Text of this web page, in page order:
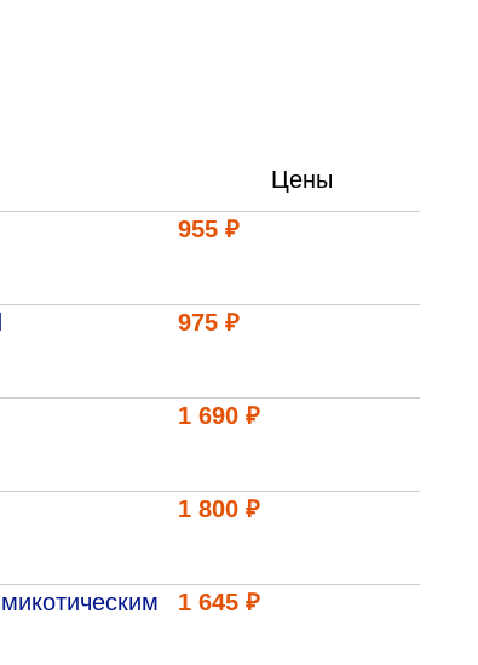
«Парус»Цены
955 ₽
975 ₽
1 690 ₽
1 800 ₽
1 645 ₽